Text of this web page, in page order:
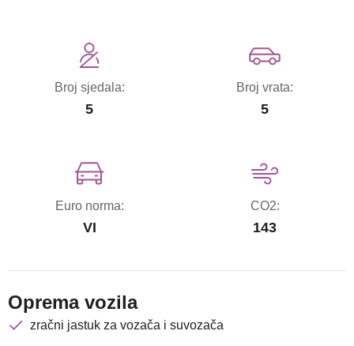
Broj sjedala:
5
Broj vrata:
5
Euro norma:
VI
CO2:
143
Oprema vozila
zračni jastuk za vozača i suvozača